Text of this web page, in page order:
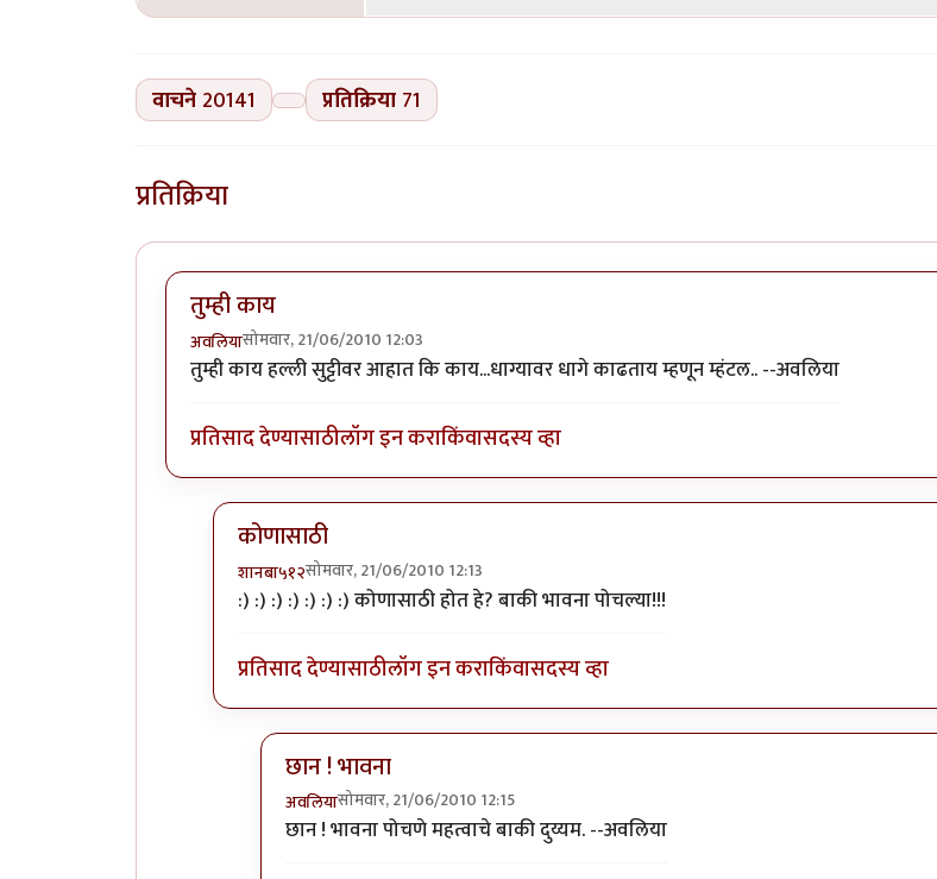
वाचने 20141 प्रतिक्रिया 71
प्रतिक्रिया
तुम्ही काय
अवलियासोमवार, 21/06/2010 12:03
तुम्ही काय हल्ली सुट्टीवर आहात कि काय...धाग्यावर धागे काढताय म्हणून म्हंटल.. --अवलिया
प्रतिसाद देण्यासाठीलॉग इन कराकिंवासदस्य व्हा
कोणासाठी
शानबा५१२सोमवार, 21/06/2010 12:13
In reply toतुम्ही कायbyअवलिया
:) :) :) :) :) :) :) कोणासाठी होत हे? बाकी भावना पोचल्या!!!
प्रतिसाद देण्यासाठीलॉग इन कराकिंवासदस्य व्हा
छान ! भावना
अवलियासोमवार, 21/06/2010 12:15
In reply toकोणासाठीbyशानबा५१२
छान ! भावना पोचणे महत्वाचे बाकी दुय्यम. --अवलिया